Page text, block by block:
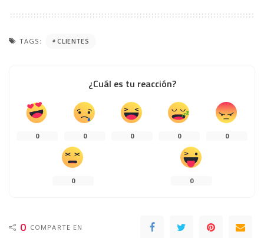
TAGS: CLIENTES
¿Cuál es tu reacción?
0 0 0 0 0
0 0
0 COMPARTE EN